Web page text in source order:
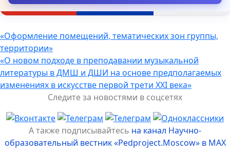
Навигация
по
записям
«Оформление помещений, тематических зон группы,
территории»
«О новом подходе в преподавании музыкальной
литературы в ДМШ и ДШИ на основе предполагаемых
изменениях в искусстве первой трети XXI века»
Следите за новостями в соцсетях
А также подписывайтесь на канал Научно-
образовательный вестник «Pedproject.Moscow» в MAX